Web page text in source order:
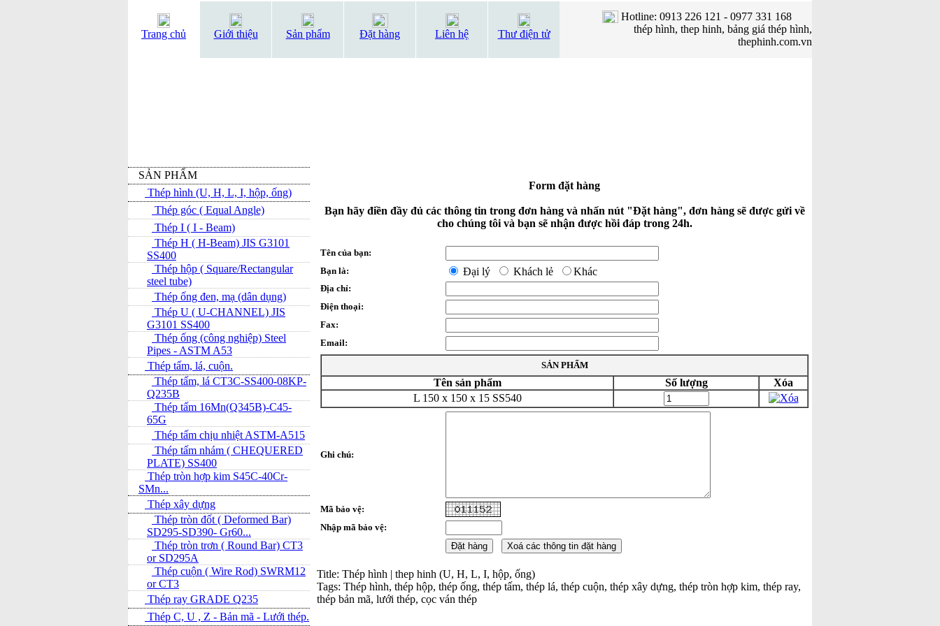
Trang chủ Giới thiệu Sản phẩm Đặt hàng Liên hệ Thư điện tử
Hotline: 0913 226 121 - 0977 331 168
thép hình, thep hinh, bảng giá thép hình,
thephinh.com.vn
SẢN PHẨM
Thép hình (U, H, L, I, hộp, ống)
Thép góc ( Equal Angle)
Thép I ( I - Beam)
Thép H ( H-Beam) JIS G3101
SS400
Thép hộp ( Square/Rectangular
steel tube)
Thép ống đen, mạ (dân dụng)
Thép U ( U-CHANNEL) JIS
G3101 SS400
Thép ống (công nghiệp) Steel
Pipes - ASTM A53
Thép tấm, lá, cuộn.
Thép tấm, lá CT3C-SS400-08KP-
Q235B
Thép tấm 16Mn(Q345B)-C45-
65G
Thép tấm chịu nhiệt ASTM-A515
Thép tấm nhám ( CHEQUERED
PLATE) SS400
Thép tròn hợp kim S45C-40Cr-
SMn...
Thép xây dựng
Thép tròn đốt ( Deformed Bar)
SD295-SD390- Gr60...
Thép tròn trơn ( Round Bar) CT3
or SD295A
Thép cuộn ( Wire Rod) SWRM12
or CT3
Thép ray GRADE Q235
Thép C, U , Z - Bản mã - L­ưới thép.
Form đặt hàng
Bạn hãy điền đầy đủ các thông tin trong đơn hàng và nhấn nút "Đặt hàng", đơn hàng sẽ được gửi về
cho chúng tôi và bạn sẽ nhận được hồi đáp trong 24h.
Tên của bạn:
Bạn là:
Đại lý Khách lẻ Khác
Địa chỉ:
Điện thoại:
Fax:
Email:
SẢN PHẨM
Tên sản phẩm Số lượng
Xóa
L 150 x 150 x 15 SS540
Ghi chú:
Mã bảo vệ:
Nhập mã bảo vệ:
Title: Thép hình | thep hinh (U, H, L, I, hộp, ống)
Tags: Thép hình, thép hộp, thép ống, thép tấm, thép lá, thép cuộn, thép xây dựng, thép tròn hợp kim, thép ray,
thép bản mã, lưới thép, cọc ván thép